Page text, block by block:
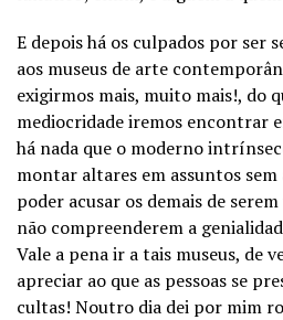
E depois há os culpados por ser
aos museus de arte
exigirmos mais, muito mais!, do
mediocridade iremos encontrar
há nada que o moderno
montar altares em assuntos
poder acusar os demais de
não compreenderem a
Vale a pena ir a tais museus, de
apreciar ao que as pessoas se
cultas! Noutro dia dei por mim